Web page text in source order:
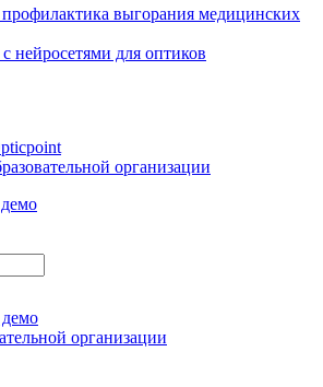
выгорания медицинских
нейросетями для оптиков
организации
демо
организации